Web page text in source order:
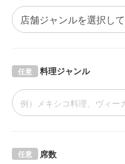
料理ジャンル
任意
席数
任意